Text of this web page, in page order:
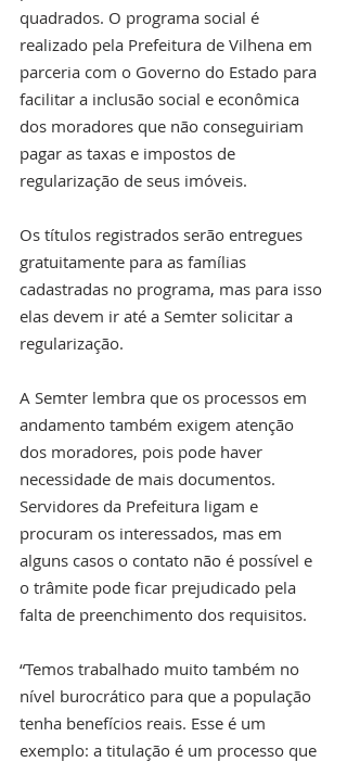
quadrados. O programa social é
realizado pela Prefeitura de Vilhena em
parceria com o Governo do Estado para
facilitar a inclusão social e econômica
dos moradores que não conseguiriam
pagar as taxas e impostos de
regularização de seus imóveis.
Os títulos registrados serão entregues
gratuitamente para as famílias
cadastradas no programa, mas para isso
elas devem ir até a Semter solicitar a
regularização.
A Semter lembra que os processos em
andamento também exigem atenção
dos moradores, pois pode haver
necessidade de mais documentos.
Servidores da Prefeitura ligam e
procuram os interessados, mas em
alguns casos o contato não é possível e
o trâmite pode ficar prejudicado pela
falta de preenchimento dos requisitos.
“Temos trabalhado muito também no
nível burocrático para que a população
tenha benefícios reais. Esse é um
exemplo: a titulação é um processo que